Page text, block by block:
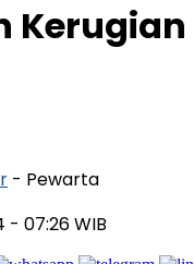
Kerugian
- Pewarta
- 07:26 WIB